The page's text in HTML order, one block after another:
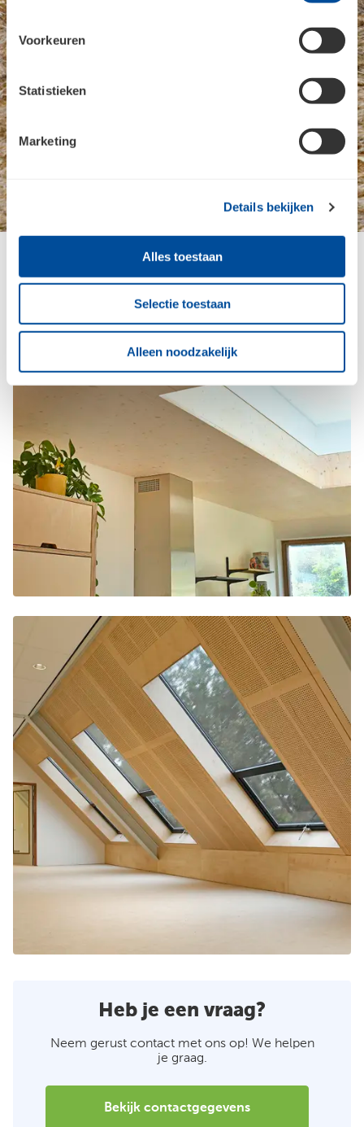
Voorkeuren
Statistieken
Marketing
Details bekijken
Alles toestaan
Selectie toestaan
Alleen noodzakelijk
1 / 2
Heb je een vraag?
Neem gerust contact met ons op! We helpen
je graag.
Bekijk contactgegevens